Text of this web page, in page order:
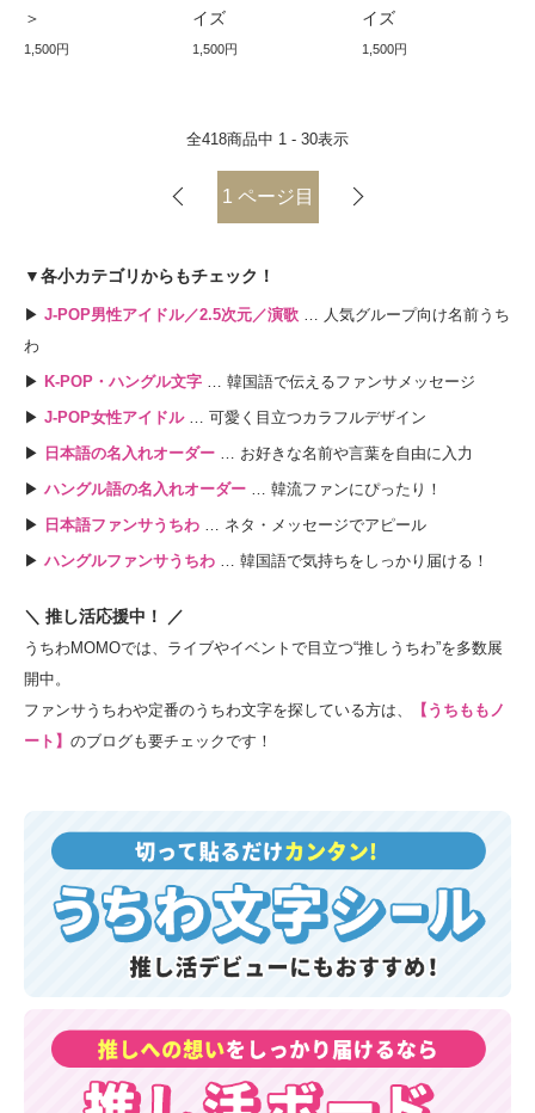
＞
1,500円
イズ
1,500円
イズ
1,500円
全418商品中 1 - 30表示
1 ページ目
▼各小カテゴリからもチェック！
▶ J-POP男性アイドル／2.5次元／演歌 … 人気グループ向け名前うち
わ
▶ K-POP・ハングル文字 … 韓国語で伝えるファンサメッセージ
▶ J-POP女性アイドル… 可愛く目立つカラフルデザイン
▶ 日本語の名入れオーダー … お好きな名前や言葉を自由に入力
▶ ハングル語の名入れオーダー … 韓流ファンにぴったり！
▶ 日本語ファンサうちわ … ネタ・メッセージでアピール
▶ ハングルファンサうちわ … 韓国語で気持ちをしっかり届ける！
＼ 推し活応援中！ ／
うちわMOMOでは、ライブやイベントで目立つ“推しうちわ”を多数展
開中。
ファンサうちわや定番のうちわ文字を探している方は、
【うちももノ
ート】 のブログも要チェックです！